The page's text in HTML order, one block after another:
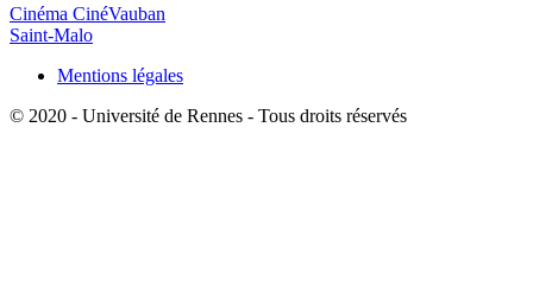
Cinéma CinéVauban
Saint-Malo
Mentions légales
© 2020 - Université de Rennes - Tous droits réservés